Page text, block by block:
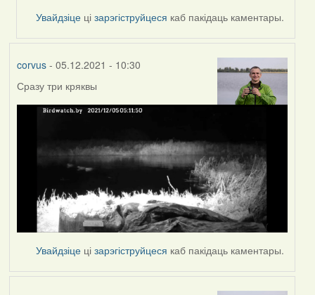
Увайдзіце цізарэгіструйцеся каб пакідаць каментары.
corvus- 05.12.2021 - 10:30
Сразу три кряквы
Увайдзіце цізарэгіструйцеся каб пакідаць каментары.